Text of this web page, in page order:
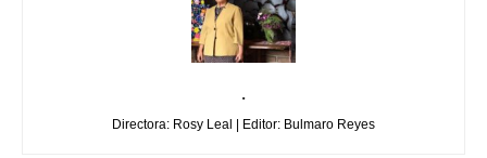
.
Directora: Rosy Leal | Editor: Bulmaro Reyes